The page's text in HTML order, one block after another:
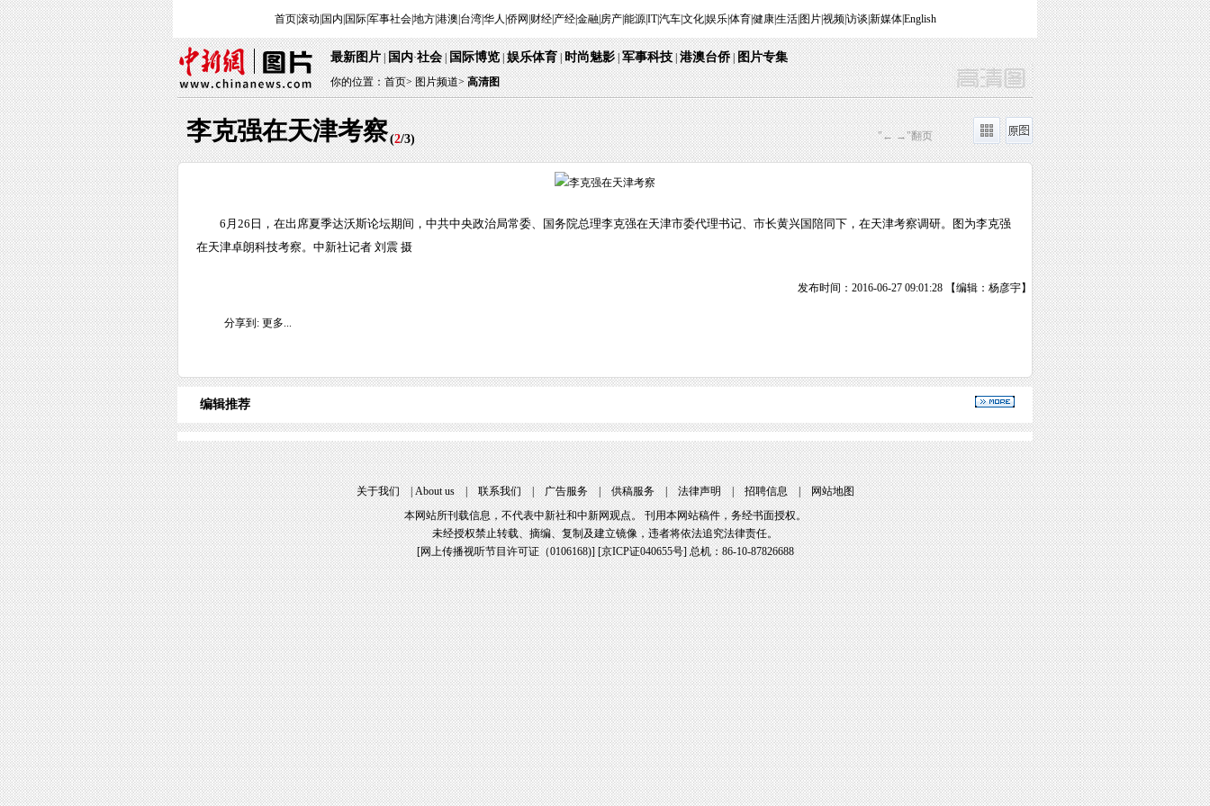
首页|滚动 国内 国际|军事社会|地方|港澳 台湾|华人 侨网 财经| 产经|金融| 房产|能源|IT|汽车|文化|娱乐|体育|健康|生活| 图片|视频|访谈 新媒体|English
最新图片|国内·社会|国际博览|娱乐体育|时尚魅影|军事科技|港澳台侨|图片专集
你的位置：首页>图片频道> 高清图
李克强在天津考察(2/3) "← →"翻页
6月26日，在出席夏季达沃斯论坛期间，中共中央政治局常委、国务院总理李克强在天津市委代理书记、市长黄兴国陪同下，在天津考察调研。图为李克强
在天津卓朗科技考察。中新社记者 刘震 摄
发布时间：2016-06-27 09:01:28 【编辑：杨彦宇】
分享到: 更多...
编辑推荐
关于我们|About us|联系我们|广告服务|供稿服务|法律声明|招聘信息|网站地图
本网站所刊载信息，不代表中新社和中新网观点。 刊用本网站稿件，务经书面授权。
未经授权禁止转载、摘编、复制及建立镜像，违者将依法追究法律责任。
[网上传播视听节目许可证（0106168)] [京ICP证040655号] 总机：86-10-87826688